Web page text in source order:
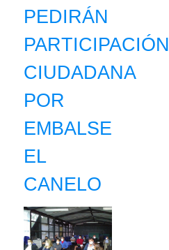
PEDIRÁN
PARTICIPACIÓN
CIUDADANA
POR
EMBALSE
EL
CANELO